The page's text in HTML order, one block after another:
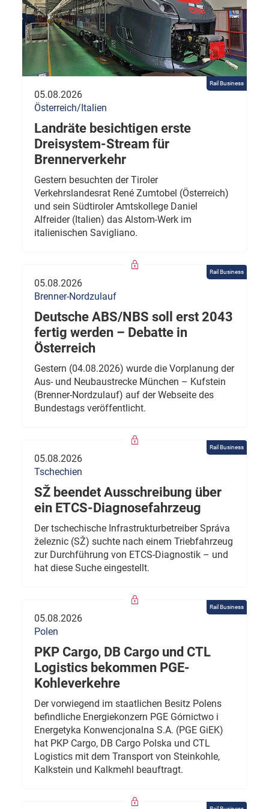
Rail Business
05.08.2026
Österreich/Italien
Landräte besichtigen erste
Dreisystem-Stream für
Brennerverkehr
Gestern besuchten der Tiroler
Verkehrslandesrat René Zumtobel (Österreich)
und sein Südtiroler Amtskollege Daniel
Alfreider (Italien) das Alstom-Werk im
italienischen Savigliano.
Rail Business
05.08.2026
Brenner-Nordzulauf
Deutsche ABS/NBS soll erst 2043
fertig werden – Debatte in
Österreich
Gestern (04.08.2026) wurde die Vorplanung der
Aus- und Neubaustrecke München – Kufstein
(Brenner-Nordzulauf) auf der Webseite des
Bundestags veröffentlicht.
Rail Business
05.08.2026
Tschechien
SŽ beendet Ausschreibung über
ein ETCS-Diagnosefahrzeug
Der tschechische Infrastrukturbetreiber Správa
železnic (SŽ) suchte nach einem Triebfahrzeug
zur Durchführung von ETCS-Diagnostik – und
hat diese Suche eingestellt.
Rail Business
05.08.2026
Polen
PKP Cargo, DB Cargo und CTL
Logistics bekommen PGE-
Kohleverkehre
Der vorwiegend im staatlichen Besitz Polens
befindliche Energiekonzern PGE Górnictwo i
Energetyka Konwencjonalna S.A. (PGE GiEK)
hat PKP Cargo, DB Cargo Polska und CTL
Logistics mit dem Transport von Steinkohle,
Kalkstein und Kalkmehl beauftragt.